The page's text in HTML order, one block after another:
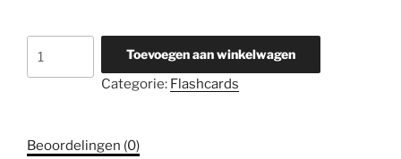
Toevoegen aan winkelwagen
Categorie: Flashcards
Beoordelingen (0)